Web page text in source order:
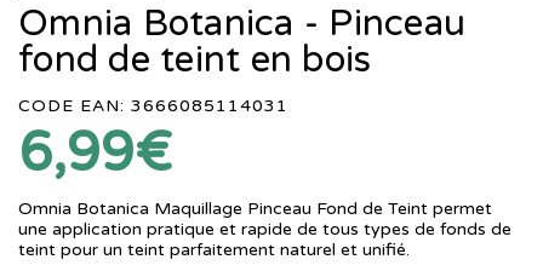
Omnia Botanica - Pinceau
fond de teint en bois
CODE EAN: 3666085114031
6,99€
Omnia Botanica Maquillage Pinceau Fond de Teint permet
une application pratique et rapide de tous types de fonds de
teint pour un teint parfaitement naturel et unifié.